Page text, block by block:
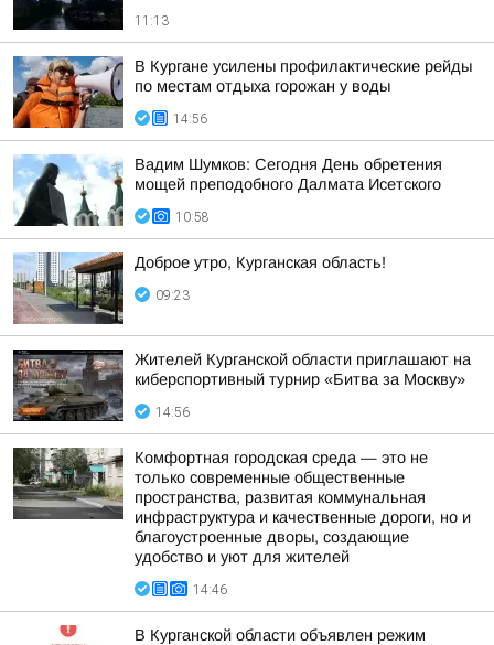
11:13
В Кургане усилены профилактические рейды
по местам отдыха горожан у воды
14:56
Вадим Шумков: Сегодня День обретения
мощей преподобного Далмата Исетского
10:58
Доброе утро, Курганская область!
09:23
Жителей Курганской области приглашают на
киберспортивный турнир «Битва за Москву»
14:56
Комфортная городская среда — это не
только современные общественные
пространства, развитая коммунальная
инфраструктура и качественные дороги, но и
благоустроенные дворы, создающие
удобство и уют для жителей
14:46
В Курганской области объявлен режим